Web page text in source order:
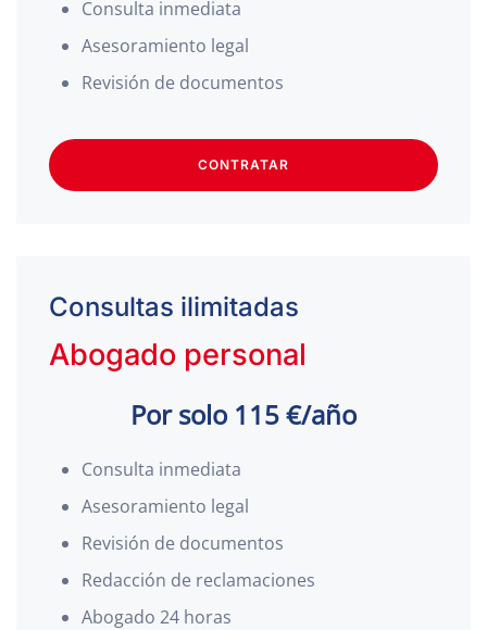
Consulta inmediata
Asesoramiento legal
Revisión de documentos
CONTRATAR
Consultas ilimitadas
Abogado personal
Por solo 115 €/año
Consulta inmediata
Asesoramiento legal
Revisión de documentos
Redacción de reclamaciones
Abogado 24 horas